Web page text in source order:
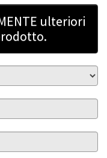
ulteriori